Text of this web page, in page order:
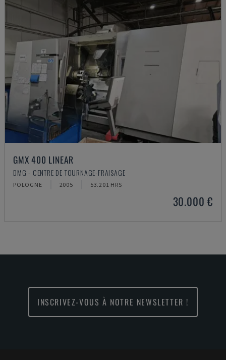
GMX 400 LINEAR
DMG - CENTRE DE TOURNAGE-FRAISAGE
POLOGNE 2005 53.201 HRS
30.000 €
INSCRIVEZ-VOUS À NOTRE NEWSLETTER !